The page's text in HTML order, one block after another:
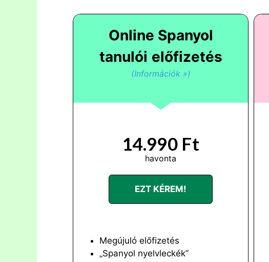
Online Spanyol
tanulói előfizetés
(Információk »)
14.990 Ft
havonta
EZT KÉREM!
Megújuló előfizetés
„Spanyol nyelvleckék”